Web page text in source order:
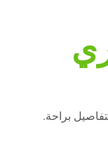
براحة.